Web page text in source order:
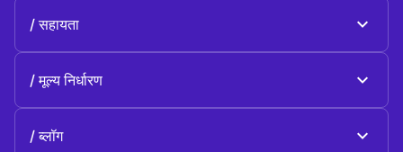
इतिहास
सहायता
हमसे संपर्क करें
मूल्य निर्धारण
ब्लॉग